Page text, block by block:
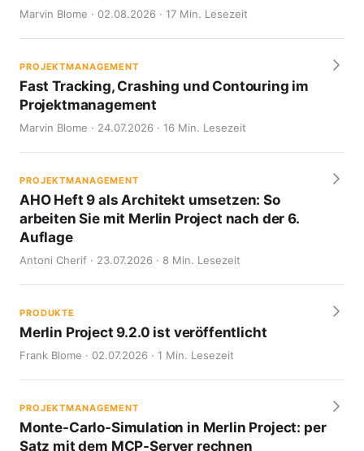
Marvin Blome · 02.08.2026 · 17 Min. Lesezeit
PROJEKTMANAGEMENT
Fast Tracking, Crashing und Contouring im
Projektmanagement
Marvin Blome · 24.07.2026 · 16 Min. Lesezeit
PROJEKTMANAGEMENT
AHO Heft 9 als Architekt umsetzen: So
arbeiten Sie mit Merlin Project nach der 6.
Auflage
Antoni Cherif · 23.07.2026 · 8 Min. Lesezeit
PRODUKTE
Merlin Project 9.2.0 ist veröffentlicht
Frank Blome · 02.07.2026 · 1 Min. Lesezeit
PROJEKTMANAGEMENT
Monte-Carlo-Simulation in Merlin Project: per
Satz mit dem MCP-Server rechnen